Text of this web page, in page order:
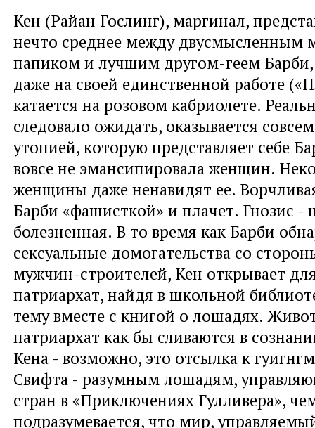
Кен (Райан Гослинг), маргинал,
нечто среднее между двусмысленным
папиком и лучшим другом-геем
даже на своей единственной работе
катается на розовом кабриолете.
следовало ожидать, оказывается
утопией, которую представляет себе
вовсе не эмансипировала женщин.
женщины даже ненавидят ее.
Барби «фашисткой» и плачет. Гнозис -
болезненная. В то время как Барби
сексуальные домогательства со
мужчин-строителей, Кен открывает
патриархат, найдя в школьной
тему вместе с книгой о лошадях.
патриархат как бы сливаются в
Кена - возможно, это отсылка к
Свифта - разумным лошадям,
стран в «Приключениях Гулливера»,
подразумевается, что мир,